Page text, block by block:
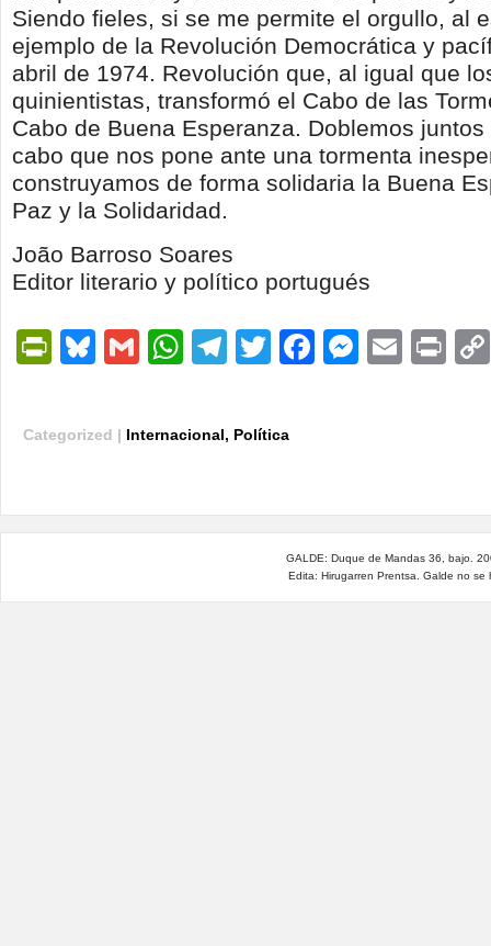
Siendo fieles, si se me permite el orgullo, al
ejemplo de la Revolución Democrática y
abril de 1974. Revolución que, al igual que
quinientistas, transformó el Cabo de las
Cabo de Buena Esperanza. Doblemos
cabo que nos pone ante una tormenta
construyamos de forma solidaria la Buena
Paz y la Solidaridad.
João Barroso Soares
Editor literario y político portugués
PrintFriendly
Bluesky
GmailWhatsApp
Telegram
TwitterFacebook
Email
Categorized | Internacional, Política
GALDE: Duque de Mandas 36, bajo.
Edita: Hirugarren Prentsa. Galde no